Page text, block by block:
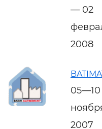
— 02
2008
05—10
2007